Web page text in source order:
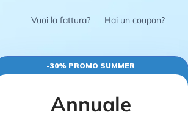
Vuoi la fattura? Hai un coupon?
-30% PROMO SUMMER
Annuale